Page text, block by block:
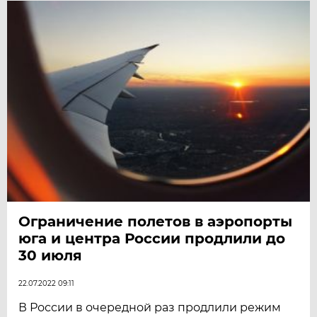
Ограничение полетов в аэропорты
юга и центра России продлили до
30 июля
22.07.2022 09:11
В России в очередной раз продлили режим